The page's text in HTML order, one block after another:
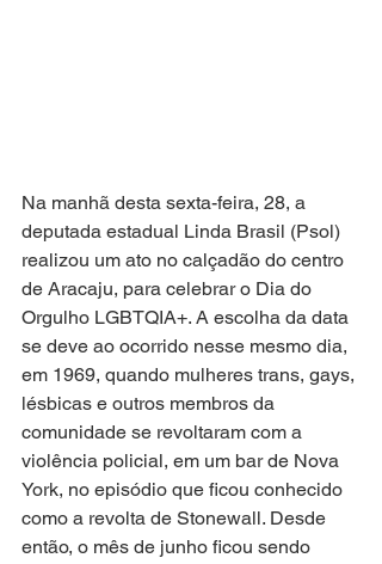
Na manhã desta sexta-feira, 28, a
deputada estadual Linda Brasil (Psol)
realizou um ato no calçadão do centro
de Aracaju, para celebrar o Dia do
Orgulho LGBTQIA+. A escolha da data
se deve ao ocorrido nesse mesmo dia,
em 1969, quando mulheres trans, gays,
lésbicas e outros membros da
comunidade se revoltaram com a
violência policial, em um bar de Nova
York, no episódio que ficou conhecido
como a revolta de Stonewall. Desde
então, o mês de junho ficou sendo